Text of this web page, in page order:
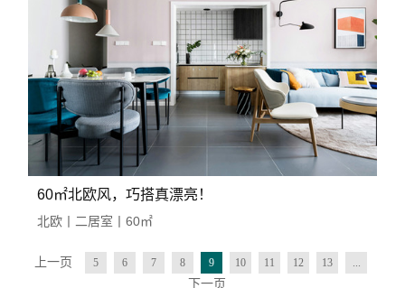
60㎡北欧风，巧搭真漂亮！
北欧丨二居室丨60㎡
上一页 5 6 7 8 9 10 11 12 13 ...
下一页